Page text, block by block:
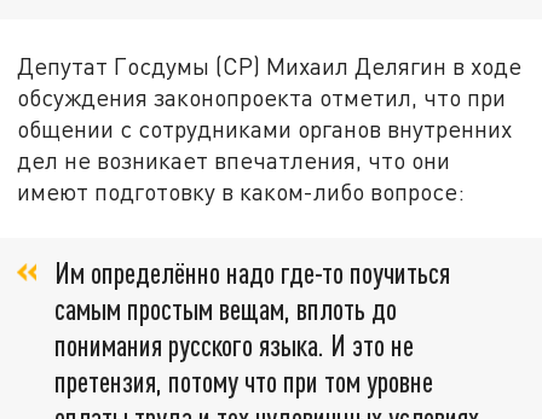
Депутат Госдумы (СР) Михаил Делягин в ходе
обсуждения законопроекта отметил, что при
общении с сотрудниками органов внутренних
дел не возникает впечатления, что они
имеют подготовку в каком-либо вопросе:
Им определённо надо где-то поучиться
самым простым вещам, вплоть до
понимания русского языка. И это не
претензия, потому что при том уровне